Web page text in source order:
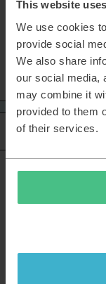
This website
We use cookies
provide social
We also share
our social media,
may combine it
provided to them
of their services.
Puzzle
1 person likes
3 replies
Robin Noppert
Ik zal mijn best
Groetjes en een